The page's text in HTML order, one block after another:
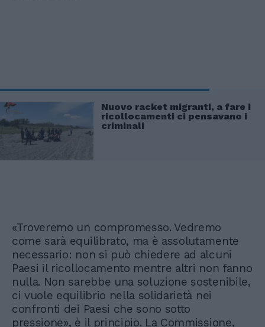
Nuovo racket migranti, a fare i
ricollocamenti ci pensavano i
criminali
«Troveremo un compromesso. Vedremo
come sarà equilibrato, ma è assolutamente
necessario: non si può chiedere ad alcuni
Paesi il ricollocamento mentre altri non fanno
nulla. Non sarebbe una soluzione sostenibile,
ci vuole equilibrio nella solidarietà nei
confronti dei Paesi che sono sotto
pressione», è il principio. La Commissione,